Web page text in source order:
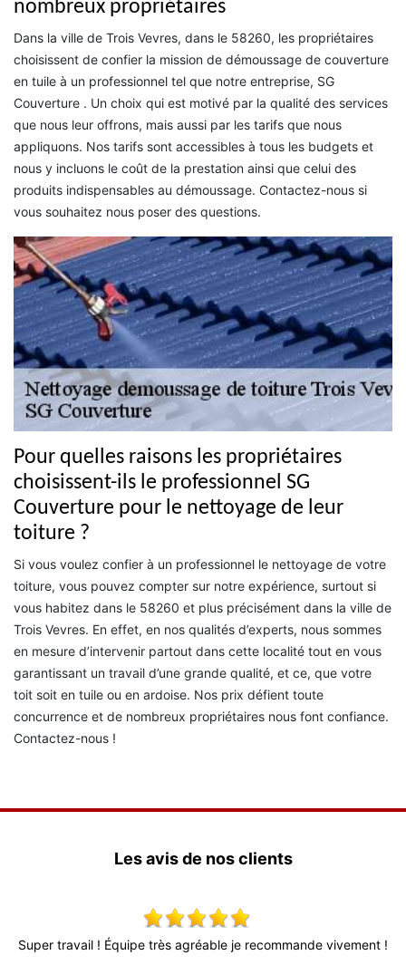
nombreux propriétaires
Dans la ville de Trois Vevres, dans le 58260, les propriétaires
choisissent de confier la mission de démoussage de couverture
en tuile à un professionnel tel que notre entreprise, SG
Couverture . Un choix qui est motivé par la qualité des services
que nous leur offrons, mais aussi par les tarifs que nous
appliquons. Nos tarifs sont accessibles à tous les budgets et
nous y incluons le coût de la prestation ainsi que celui des
produits indispensables au démoussage. Contactez-nous si
vous souhaitez nous poser des questions.
Pour quelles raisons les propriétaires
choisissent-ils le professionnel SG
Couverture pour le nettoyage de leur
toiture ?
Si vous voulez confier à un professionnel le nettoyage de votre
toiture, vous pouvez compter sur notre expérience, surtout si
vous habitez dans le 58260 et plus précisément dans la ville de
Trois Vevres. En effet, en nos qualités d’experts, nous sommes
en mesure d’intervenir partout dans cette localité tout en vous
garantissant un travail d’une grande qualité, et ce, que votre
toit soit en tuile ou en ardoise. Nos prix défient toute
concurrence et de nombreux propriétaires nous font confiance.
Contactez-nous !
Les avis de nos clients
!
Tres bon travail pour repeindre mes volets. Conseils